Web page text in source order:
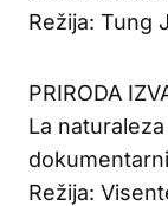
Režija: Tung
PRIRODA
La
Režija: